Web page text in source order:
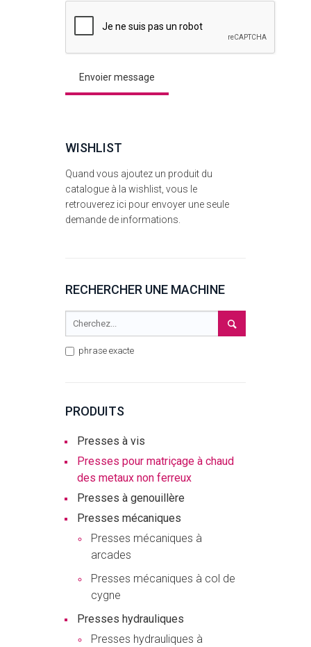
WISHLIST
Quand vous ajoutez un produit du
catalogue à la wishlist, vous le
retrouverez ici pour envoyer une seule
demande de informations.
RECHERCHER UNE MACHINE
phrase exacte
PRODUITS
Presses à vis
Presses pour matriçage à chaud
des metaux non ferreux
Presses à genouillère
Presses mécaniques
Presses mécaniques à
arcades
Presses mécaniques à col de
cygne
Presses hydrauliques
Presses hydrauliques à